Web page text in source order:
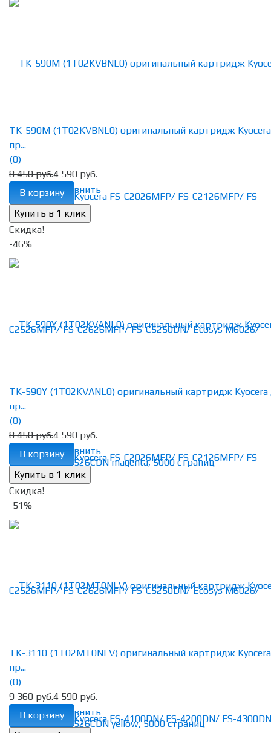
избранное сравнить
TK-590M (1T02KVBNL0) оригинальный картридж
пр...
(0)
8 450 руб.4 590 руб.
В корзину
Скидка!
-46%
избранное сравнить
TK-590Y (1T02KVANL0) оригинальный картридж Kyocera
пр...
(0)
8 450 руб.4 590 руб.
В корзину
Скидка!
-51%
избранное сравнить
TK-3110 (1T02MT0NLV) оригинальный картридж
пр...
(0)
9 360 руб.4 590 руб.
В корзину